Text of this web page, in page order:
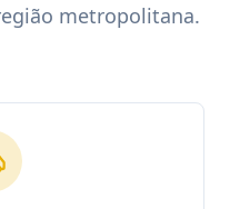
metropolitana.